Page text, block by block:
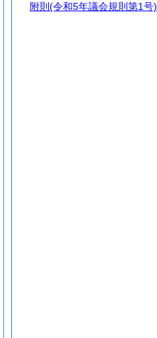
附則 (令和5年議会規則第1号)